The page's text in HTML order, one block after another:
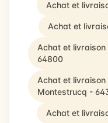
Achat et
Achat et
Achat et livraison
64800
Achat et livraison
Montestrucq -
Achat et